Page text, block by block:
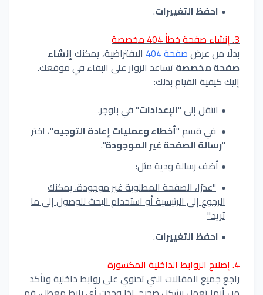
احفظ التغييرات.
3. إنشاء صفحة خطأ 404 مخصصة
بدلًا من عرضصفحة 404 الافتراضية، يمكنكإنشاء
صفحة مخصصة تساعد الزوار على البقاء في موقعك.
إليك كيفية القيام بذلك:
انتقل إلى "الإعدادات" في بلوجر.
في قسم "أخطاء وعمليات إعادة التوجيه"، اختر
"رسالة الصفحة غير الموجودة".
أضف رسالة ودية مثل:
"عذرًا، الصفحة المطلوبة غير موجودة. يمكنك
الرجوع إلى الرئيسية أو استخدام البحث للوصول إلى ما
تريد."
احفظ التغييرات.
4. إصلاح الروابط الداخلية المكسورة
راجع جميع المقالات التي تحتوي على روابط داخلية وتأكد